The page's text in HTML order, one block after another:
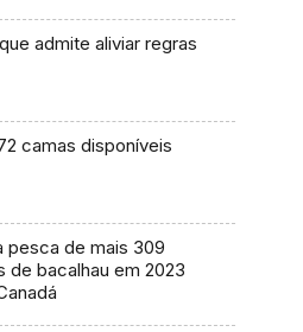
admite aliviar regras
camas disponíveis
pesca de mais 309
de bacalhau em 2023